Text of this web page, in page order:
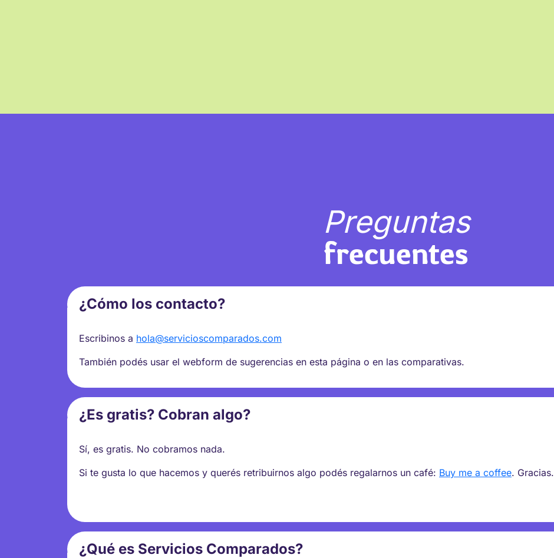
Preguntas
frecuentes
¿Cómo los contacto?
Escribinos a hola@servicioscomparados.com
También podés usar el webform de sugerencias en esta página o en las comparativas.
¿Es gratis? Cobran algo?
Sí, es gratis. No cobramos nada.
Si te gusta lo que hacemos y querés retribuirnos algo podés regalarnos un café: Buy me a coffee. Gracias.
¿Qué es Servicios Comparados?